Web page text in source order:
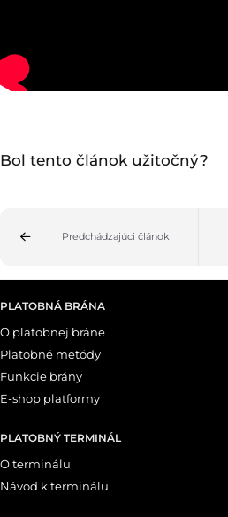
Bol tento článok užitočný?
Predchádzajúci článok
PLATOBNÁ BRÁNA
O platobnej bráne
Platobné metódy
Funkcie brány
E-shop platformy
PLATOBNÝ TERMINÁL
O terminálu
Návod k terminálu